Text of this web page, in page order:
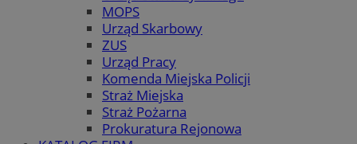
MOPS
Urząd Skarbowy
ZUS
Urząd Pracy
Komenda Miejska Policji
Straż Miejska
Straż Pożarna
Prokuratura Rejonowa